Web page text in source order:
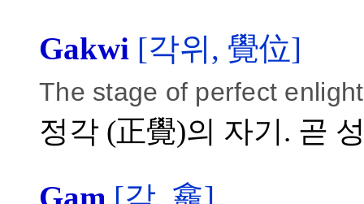
Gakwi [각위, 覺位]
The stage of perfect
정각 (正覺)의 자기. 곧